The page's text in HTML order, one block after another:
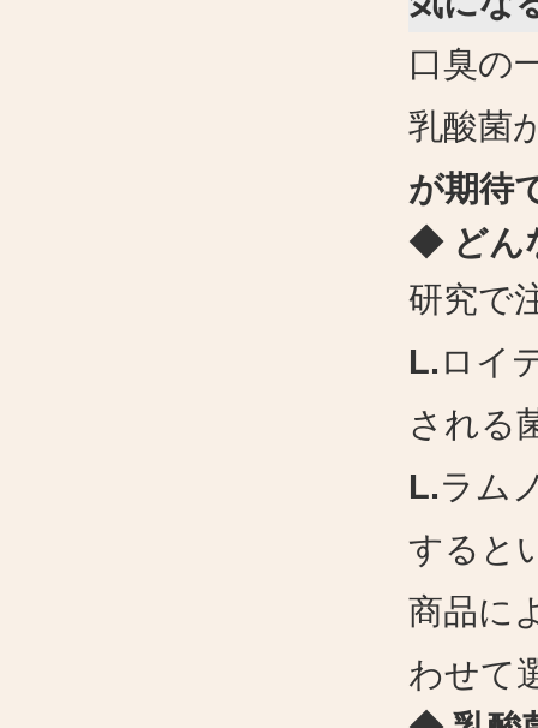
口臭の
乳酸菌
が期待
◆ どん
研究で
L. ロイ
される
L.ラム
すると
商品に
わせて